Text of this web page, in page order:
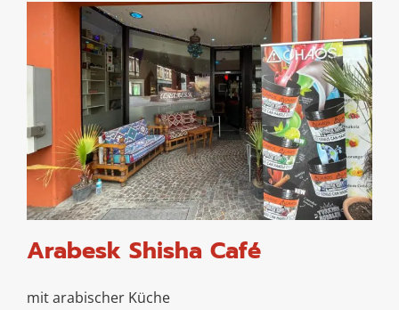
Arabesk Shisha Café
mit arabischer Küche